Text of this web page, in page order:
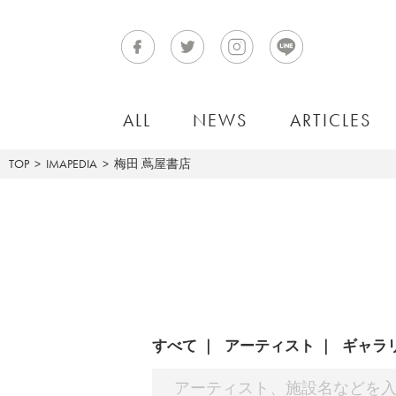
ALL NEWS ARTICLES
TOP IMAPEDIA 梅田 蔦屋書店
すべて アーティスト ギャラ